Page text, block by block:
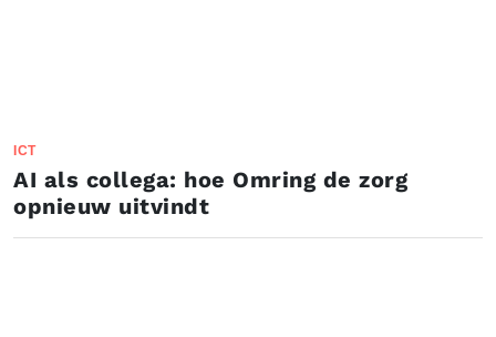
ICT
AI als collega: hoe Omring de zorg
opnieuw uitvindt